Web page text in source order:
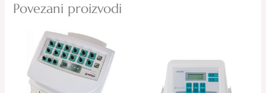
Povezani proizvodi